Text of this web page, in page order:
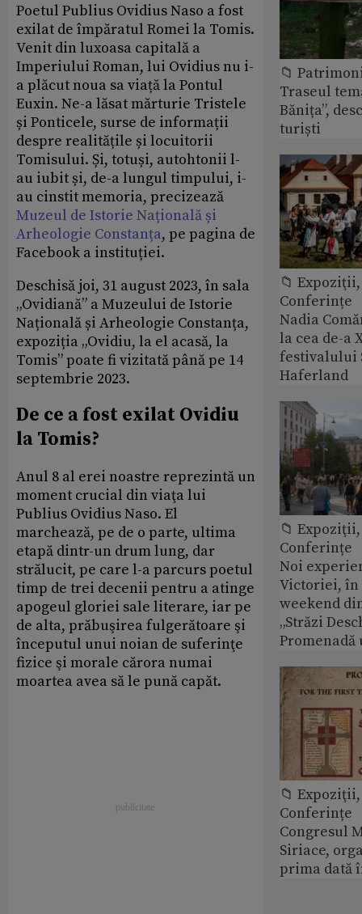
Poetul Publius Ovidius Naso a fost
exilat de împăratul Romei la Tomis.
Venit din luxoasa capitală a
Imperiului Roman, lui Ovidius nu i-
a plăcut noua sa viață la Pontul
Euxin. Ne-a lăsat mărturie Tristele
și Ponticele, surse de informații
despre realitățile și locuitorii
Tomisului. Și, totuși, autohtonii l-
au iubit și, de-a lungul timpului, i-
au cinstit memoria, precizează
Muzeul de Istorie Națională și
Arheologie Constanța, pe pagina de
Facebook a instituției.
Deschisă joi, 31 august 2023, în sala
„Ovidiană” a Muzeului de Istorie
Națională și Arheologie Constanța,
expoziția „Ovidiu, la el acasă, la
Tomis” poate fi vizitată până pe 14
septembrie 2023.
De ce a fost exilat Ovidiu
la Tomis?
Anul 8 al erei noastre reprezintă un
moment crucial din viaţa lui
Publius Ovidius Naso. El
marchează, pe de o parte, ultima
etapă dintr-un drum lung, dar
strălucit, pe care l-a parcurs poetul
timp de trei decenii pentru a atinge
apogeul gloriei sale literare, iar pe
de alta, prăbuşirea fulgerătoare şi
începutul unui noian de suferinţe
fizice şi morale cărora numai
moartea avea să le pună capăt.
📁
Traseul
Bănița”,
turiști
📁
Conferințe
Nadia
la cea de-a
festivalului
Haferland
📁
Conferințe
Noi
Victoriei,
weekend
„Străzi
Promenadă
📁
Conferințe
Congresul
Siriace,
prima dată